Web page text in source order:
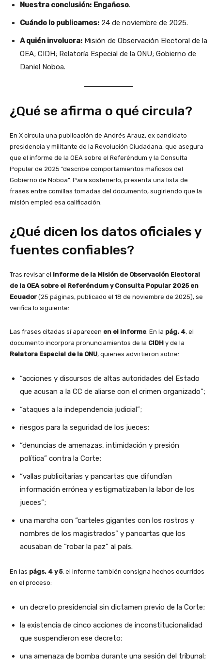
Nuestra conclusión: Engañoso.
Cuándo lo publicamos: 24 de noviembre de 2025.
A quién involucra: Misión de Observación Electoral de la
OEA; CIDH; Relatoría Especial de la ONU; Gobierno de
Daniel Noboa.
¿Qué se afirma o qué circula?
En X circula una publicación de Andrés Arauz, ex candidato
presidencia y militante de la Revolución Ciudadana, que asegura
que el informe de la OEA sobre el Referéndum y la Consulta
Popular de 2025 “describe comportamientos mafiosos del
Gobierno de Noboa”. Para sostenerlo, presenta una lista de
frases entre comillas tomadas del documento, sugiriendo que la
misión empleó esa calificación.
¿Qué dicen los datos oficiales y
fuentes confiables?
Tras revisar el Informe de la Misión de Observación Electoral
de la OEA sobre el Referéndum y Consulta Popular 2025 en
Ecuador (25 páginas, publicado el 18 de noviembre de 2025), se
verifica lo siguiente:
Las frases citadas sí aparecen en el informe. En la pág. 4, el
documento incorpora pronunciamientos de la CIDH y de la
Relatora Especial de la ONU, quienes advirtieron sobre:
“acciones y discursos de altas autoridades del Estado
que acusan a la CC de aliarse con el crimen organizado”;
“ataques a la independencia judicial”;
riesgos para la seguridad de los jueces;
“denuncias de amenazas, intimidación y presión
política” contra la Corte;
“vallas publicitarias y pancartas que difundían
información errónea y estigmatizaban la labor de los
jueces”;
una marcha con “carteles gigantes con los rostros y
nombres de los magistrados” y pancartas que los
acusaban de “robar la paz” al país.
En las págs. 4 y 5, el informe también consigna hechos ocurridos
en el proceso:
un decreto presidencial sin dictamen previo de la Corte;
la existencia de cinco acciones de inconstitucionalidad
que suspendieron ese decreto;
una amenaza de bomba durante una sesión del tribunal;